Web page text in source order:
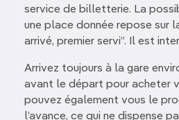
service de billetterie. La
une place donnée repose sur
arrivé, premier servi”. Il est
Arrivez toujours à la gare
avant le départ pour acheter
pouvez également vous le
l’avance, ce qui ne dispense